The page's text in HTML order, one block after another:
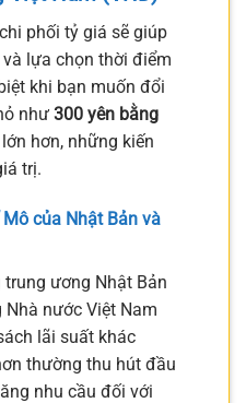
phối tỷ giá sẽ giúp
lựa chọn thời điểm
khi bạn muốn đổi
như 300 yên bằng
hơn, những kiến
trị.
của Nhật Bản và
ương Nhật Bản
Nhà nước Việt Nam
lãi suất khác
thường thu hút đầu
nhu cầu đối với